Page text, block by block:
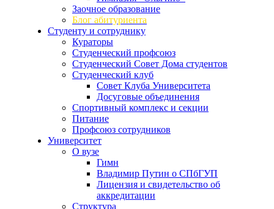
Заочное образование
Блог абитуриента
Студенту и сотруднику
Кураторы
Студенческий профсоюз
Студенческий Совет Дома студентов
Студенческий клуб
Совет Клуба Университета
Досуговые объединения
Спортивный комплекс и секции
Питание
Профсоюз сотрудников
Университет
О вузе
Гимн
Владимир Путин о СПбГУП
Лицензия и свидетельство об
аккредитации
Структура